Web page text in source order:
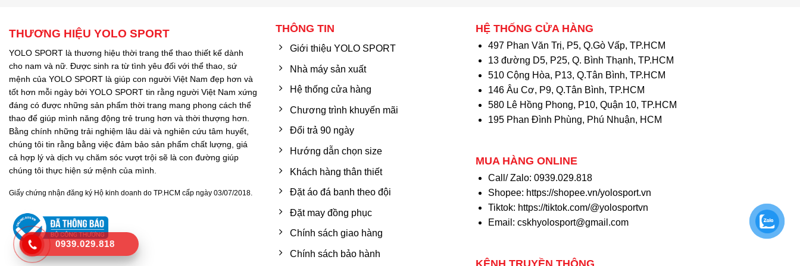
THƯƠNG HIỆU YOLO SPORT
YOLO SPORT là thương hiệu thời trang thể thao thiết kế dành
cho nam và nữ. Được sinh ra từ tình yêu đối với thể thao, sứ
mệnh của YOLO SPORT là giúp con người Việt Nam đẹp hơn và
tốt hơn mỗi ngày bởi YOLO SPORT tin rằng người Việt Nam xứng
đáng có được những sản phẩm thời trang mang phong cách thể
thao để giúp mình năng động trẻ trung hơn và thời thượng hơn.
Bằng chính những trải nghiệm lâu dài và nghiên cứu tâm huyết,
chúng tôi tin rằng bằng việc đảm bảo sản phẩm chất lượng, giá
cả hợp lý và dịch vụ chăm sóc vượt trội sẽ là con đường giúp
chúng tôi thực hiện sứ mệnh của mình.
Giấy chứng nhận đăng ký Hộ kinh doanh do TP.HCM cấp ngày 03/07/2018.
THÔNG TIN
Giới thiệu YOLO SPORT
Nhà máy sản xuất
Hệ thống cửa hàng
Chương trình khuyến mãi
Đổi trả 90 ngày
Hướng dẫn chọn size
Khách hàng thân thiết
Đặt áo đá banh theo đội
Đặt may đồng phục
Chính sách giao hàng
Chính sách bảo hành
HỆ THỐNG CỬA HÀNG
497 Phan Văn Trị, P5, Q.Gò Vấp, TP.HCM
13 đường D5, P25, Q. Bình Thạnh, TP.HCM
510 Cộng Hòa, P13, Q.Tân Bình, TP.HCM
146 Âu Cơ, P9, Q.Tân Bình, TP.HCM
580 Lê Hồng Phong, P10, Quận 10, TP.HCM
195 Phan Đình Phùng, Phú Nhuận, HCM
MUA HÀNG ONLINE
Call/ Zalo: 0939.029.818
Shopee: https://shopee.vn/yolosport.vn
Tiktok: https://tiktok.com/@yolosportvn
Email: cskhyolosport@gmail.com
KÊNH TRUYỀN THÔNG
0939.029.818